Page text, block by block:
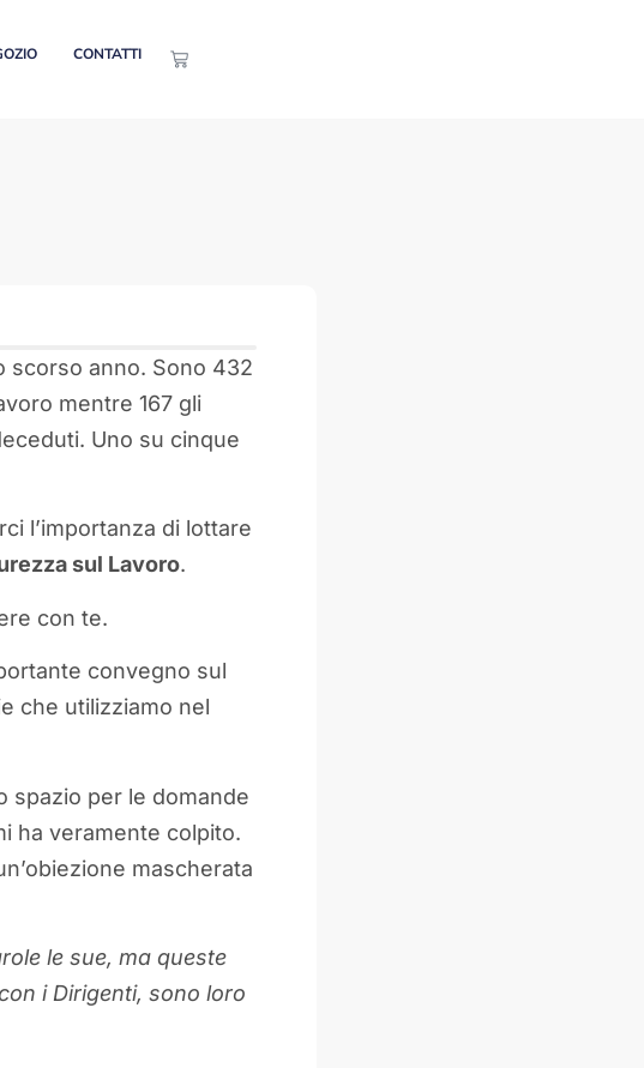
CONTATTI
scorso anno. Sono 432
mentre 167 gli
Uno su cinque
l’importanza di lottare
sul Lavoro.
con te.
convegno sul
che utilizziamo nel
spazio per le domande
ha veramente colpito.
mascherata
le sue, ma queste
i Dirigenti, sono loro